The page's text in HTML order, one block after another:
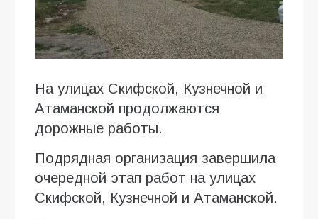
На улицах Скифской, Кузнечной и
Атаманской продолжаются
дорожные работы.
Подрядная организация завершила
очередной этап работ на улицах
Скифской, Кузнечной и Атаманской.